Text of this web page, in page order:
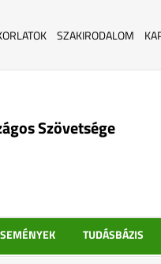
to
SZAKIRODALOM
Szövetsége
TUDÁSBÁZIS